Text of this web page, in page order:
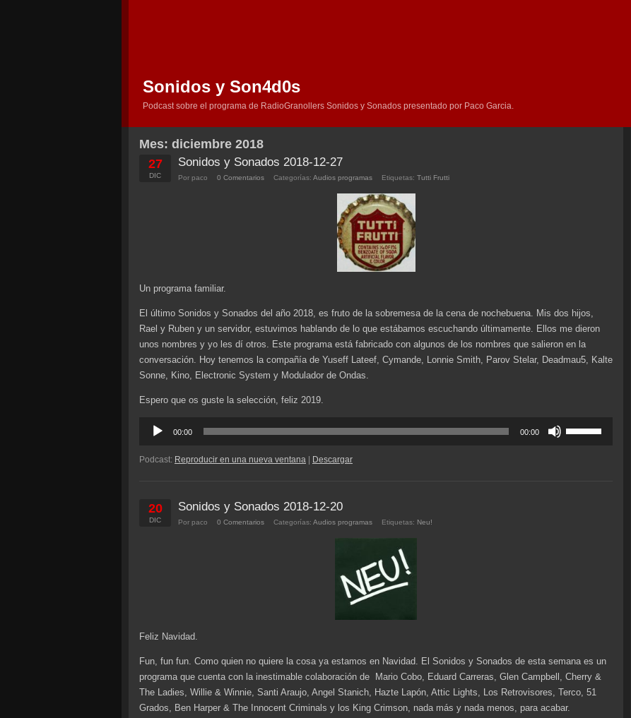
Sonidos y Son4d0s
Podcast sobre el programa de RadioGranollers Sonidos y Sonados presentado por Paco Garcia.
Mes: diciembre 2018
27
DIC
Sonidos y Sonados 2018-12-27
Por paco 0 Comentarios Categorías: Audios programas Etiquetas: Tutti Frutti
Un programa familiar.
El último Sonidos y Sonados del año 2018, es fruto de la sobremesa de la cena de nochebuena. Mis dos hijos,
Rael y Ruben y un servidor, estuvimos hablando de lo que estábamos escuchando últimamente. Ellos me dieron
unos nombres y yo les dí otros. Este programa está fabricado con algunos de los nombres que salieron en la
conversación. Hoy tenemos la compañía de Yuseff Lateef, Cymande, Lonnie Smith, Parov Stelar, Deadmau5, Kalte
Sonne, Kino, Electronic System y Modulador de Ondas.
Espero que os guste la selección, feliz 2019.
Reproductor
audio
00:00 00:00
Podcast: Reproducir en una nueva ventana | Descargar
20
DIC
Sonidos y Sonados 2018-12-20
Por paco 0 Comentarios Categorías: Audios programas Etiquetas: Neu!
Feliz Navidad.
Fun, fun fun. Como quien no quiere la cosa ya estamos en Navidad. El Sonidos y Sonados de esta semana es un
programa que cuenta con la inestimable colaboración de Mario Cobo, Eduard Carreras, Glen Campbell, Cherry &
The Ladies, Willie & Winnie, Santi Araujo, Angel Stanich, Hazte Lapón, Attic Lights, Los Retrovisores, Terco, 51
Grados, Ben Harper & The Innocent Criminals y los King Crimson, nada más y nada menos, para acabar.